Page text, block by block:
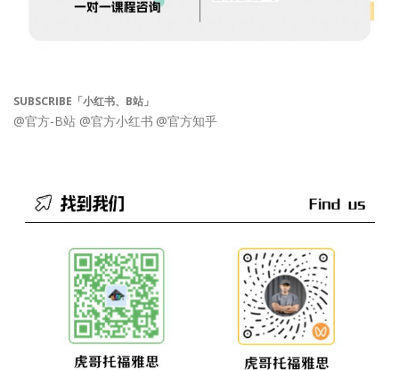
SUBSCRIBE「小红书、B站」
@官方-B站 @官方小红书 @官方知乎